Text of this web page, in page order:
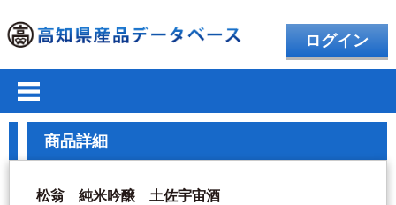
ログイン
商品詳細
松翁 純米吟醸 土佐宇宙酒